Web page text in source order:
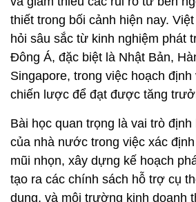
thiết trong bối cảnh hiện nay.
hỏi sâu sắc từ kinh nghiệm phát
Đông Á, đặc biệt là Nhật Bản,
Singapore, trong việc hoạch
chiến lược để đạt được tăng
Bài học quan trọng là vai trò
của nhà nước trong việc xác
mũi nhọn, xây dựng kế hoạch
tạo ra các chính sách hỗ trợ cụ
dụng, và môi trường kinh doanh